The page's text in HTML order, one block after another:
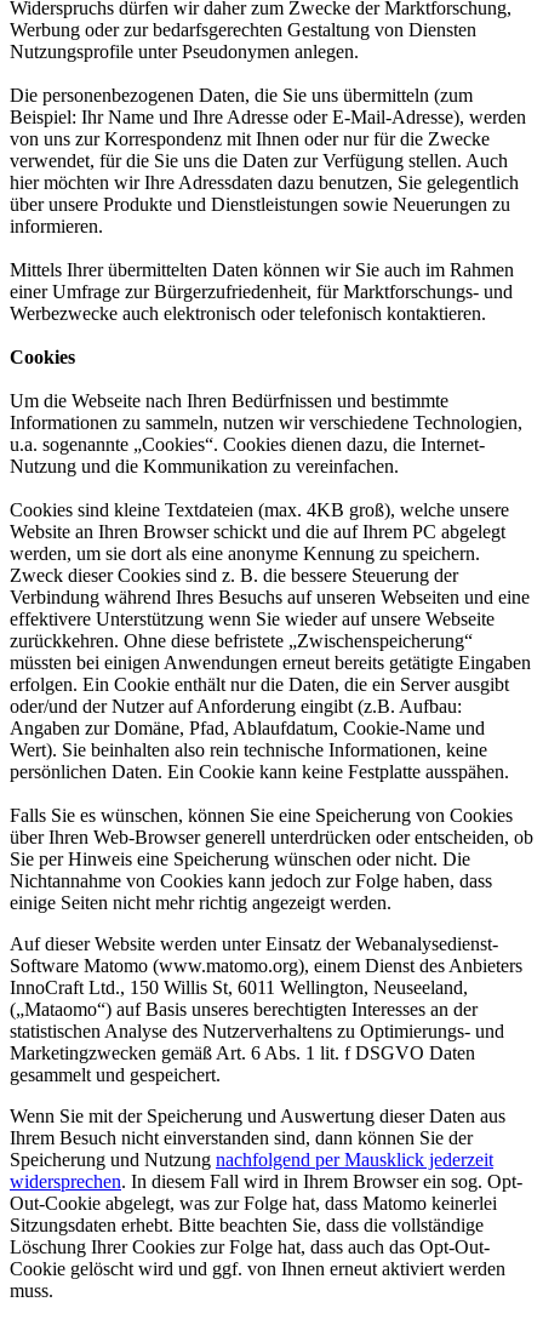
Widerspruchs dürfen wir daher zum Zwecke der Marktforschung,
Werbung oder zur bedarfsgerechten Gestaltung von Diensten
Nutzungsprofile unter Pseudonymen anlegen.
Die personenbezogenen Daten, die Sie uns übermitteln (zum
Beispiel: Ihr Name und Ihre Adresse oder E-Mail-Adresse), werden
von uns zur Korrespondenz mit Ihnen oder nur für die Zwecke
verwendet, für die Sie uns die Daten zur Verfügung stellen. Auch
hier möchten wir Ihre Adressdaten dazu benutzen, Sie gelegentlich
über unsere Produkte und Dienstleistungen sowie Neuerungen zu
informieren.
Mittels Ihrer übermittelten Daten können wir Sie auch im Rahmen
einer Umfrage zur Bürgerzufriedenheit, für Marktforschungs- und
Werbezwecke auch elektronisch oder telefonisch kontaktieren.
Cookies
Um die Webseite nach Ihren Bedürfnissen und bestimmte
Informationen zu sammeln, nutzen wir verschiedene Technologien,
u.a. sogenannte „Cookies“. Cookies dienen dazu, die Internet-
Nutzung und die Kommunikation zu vereinfachen.
Cookies sind kleine Textdateien (max. 4KB groß), welche unsere
Website an Ihren Browser schickt und die auf Ihrem PC abgelegt
werden, um sie dort als eine anonyme Kennung zu speichern.
Zweck dieser Cookies sind z. B. die bessere Steuerung der
Verbindung während Ihres Besuchs auf unseren Webseiten und eine
effektivere Unterstützung wenn Sie wieder auf unsere Webseite
zurückkehren. Ohne diese befristete „Zwischenspeicherung“
müssten bei einigen Anwendungen erneut bereits getätigte Eingaben
erfolgen. Ein Cookie enthält nur die Daten, die ein Server ausgibt
oder/und der Nutzer auf Anforderung eingibt (z.B. Aufbau:
Angaben zur Domäne, Pfad, Ablaufdatum, Cookie-Name und
Wert). Sie beinhalten also rein technische Informationen, keine
persönlichen Daten. Ein Cookie kann keine Festplatte ausspähen.
Falls Sie es wünschen, können Sie eine Speicherung von Cookies
über Ihren Web-Browser generell unterdrücken oder entscheiden, ob
Sie per Hinweis eine Speicherung wünschen oder nicht. Die
Nichtannahme von Cookies kann jedoch zur Folge haben, dass
einige Seiten nicht mehr richtig angezeigt werden.
Auf dieser Website werden unter Einsatz der Webanalysedienst-
Software Matomo (www.matomo.org), einem Dienst des Anbieters
InnoCraft Ltd., 150 Willis St, 6011 Wellington, Neuseeland,
(„Mataomo“) auf Basis unseres berechtigten Interesses an der
statistischen Analyse des Nutzerverhaltens zu Optimierungs- und
Marketingzwecken gemäß Art. 6 Abs. 1 lit. f DSGVO Daten
gesammelt und gespeichert.
Wenn Sie mit der Speicherung und Auswertung dieser Daten aus
Ihrem Besuch nicht einverstanden sind, dann können Sie der
Speicherung und Nutzung nachfolgend per Mausklick jederzeit
widersprechen. In diesem Fall wird in Ihrem Browser ein sog. Opt-
Out-Cookie abgelegt, was zur Folge hat, dass Matomo keinerlei
Sitzungsdaten erhebt. Bitte beachten Sie, dass die vollständige
Löschung Ihrer Cookies zur Folge hat, dass auch das Opt-Out-
Cookie gelöscht wird und ggf. von Ihnen erneut aktiviert werden
muss.